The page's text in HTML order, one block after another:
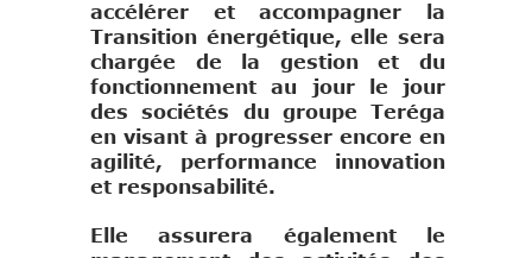
accélérer et accompagner la
Transition énergétique, elle sera
chargée de la gestion et du
fonctionnement au jour le jour
des sociétés du groupe Teréga
en visant à progresser encore en
agilité, performance innovation
et responsabilité.
Elle assurera également le